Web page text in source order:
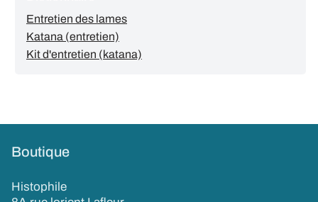
Entretien des lames
Katana (entretien)
Kit d'entretien (katana)
Boutique
Histophile